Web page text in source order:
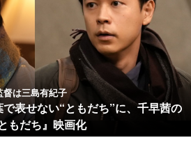
督は三島有紀子
表せない“ともだち”に、千早茜の
もだち』映画化